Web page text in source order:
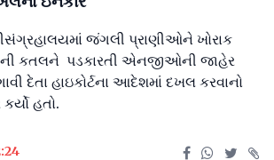
જંગલી પ્રાણીઓને ખોરાક
કતલને પડકારતી એનજીઓની જાહેર
દેતા હાઇકોર્ટના આદેશમાં દખલ કરવાનો
હતો.